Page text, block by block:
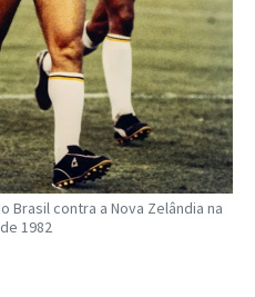
Brasil contra a Nova Zelândia na
1982